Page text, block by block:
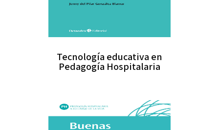
Tecnología educativa en
Pedagogía Hospitalaria